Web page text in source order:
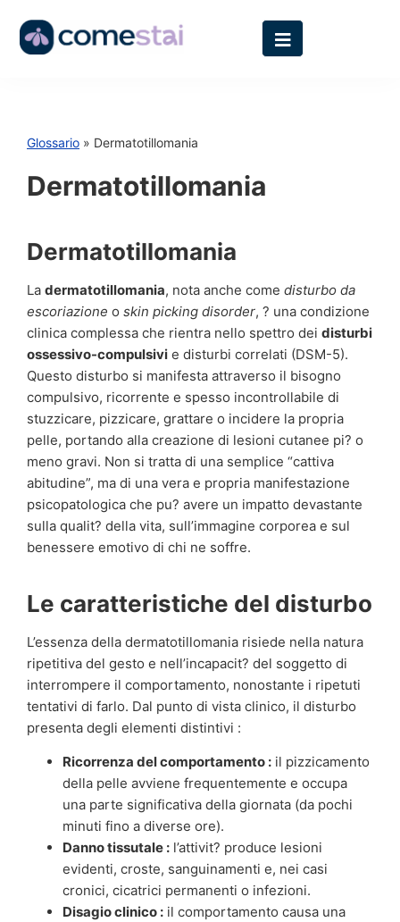
Glossario » Dermatotillomania
Dermatotillomania
Dermatotillomania
La dermatotillomania, nota anche come disturbo da
escoriazione o skin picking disorder, ? una condizione
clinica complessa che rientra nello spettro dei disturbi
ossessivo-compulsivi e disturbi correlati (DSM-5).
Questo disturbo si manifesta attraverso il bisogno
compulsivo, ricorrente e spesso incontrollabile di
stuzzicare, pizzicare, grattare o incidere la propria
pelle, portando alla creazione di lesioni cutanee pi? o
meno gravi. Non si tratta di una semplice “cattiva
abitudine”, ma di una vera e propria manifestazione
psicopatologica che pu? avere un impatto devastante
sulla qualit? della vita, sull’immagine corporea e sul
benessere emotivo di chi ne soffre.
Le caratteristiche del disturbo
L’essenza della dermatotillomania risiede nella natura
ripetitiva del gesto e nell’incapacit? del soggetto di
interrompere il comportamento, nonostante i ripetuti
tentativi di farlo. Dal punto di vista clinico, il disturbo
presenta degli elementi distintivi :
Ricorrenza del comportamento : il pizzicamento
della pelle avviene frequentemente e occupa
una parte significativa della giornata (da pochi
minuti fino a diverse ore).
Danno tissutale : l’attivit? produce lesioni
evidenti, croste, sanguinamenti e, nei casi
cronici, cicatrici permanenti o infezioni.
Disagio clinico : il comportamento causa una